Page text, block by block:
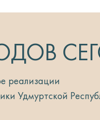
реализации
Удмуртской